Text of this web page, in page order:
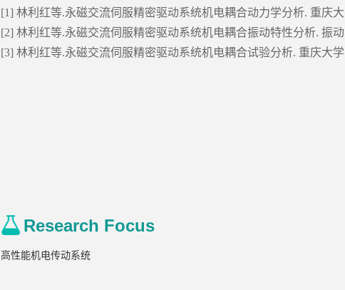
[1] 林利红等.永磁交流伺服精密驱动系统机电耦合动力学分析. 重庆大
[2] 林利红等.永磁交流伺服精密驱动系统机电耦合振动特性分析. 振动
[3] 林利红等.永磁交流伺服精密驱动系统机电耦合试验分析. 重庆大学
Research Focus
高性能机电传动系统